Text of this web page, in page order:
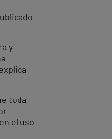
y
toda
el uso